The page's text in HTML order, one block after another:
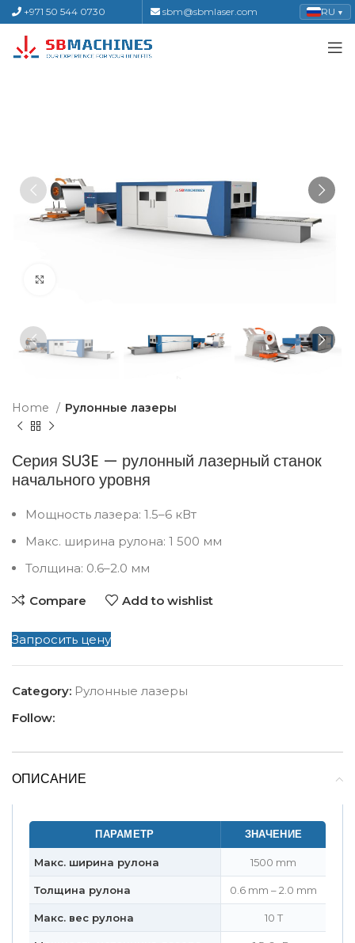
+971 50 544 0730 sbm@sbmlaser.com RU ▼
Home Рулонные лазеры
Серия SU3E — рулонный лазерный станок
начального уровня
Мощность лазера: 1.5–6 кВт
Макс. ширина рулона: 1 500 мм
Толщина: 0.6–2.0 мм
Compare Add to wishlist
Запросить цену
Category: Рулонные лазеры
Follow:
ОПИСАНИЕ
ПАРАМЕТР ЗНАЧЕНИЕ
Макс. ширина рулона 1500 mm
Толщина рулона 0.6 mm – 2.0 mm
Макс. вес рулона 10 T